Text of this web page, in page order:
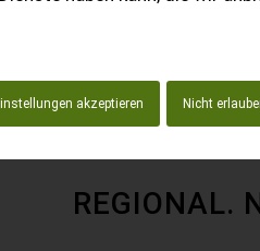
akzeptieren Nicht
REGIONAL.